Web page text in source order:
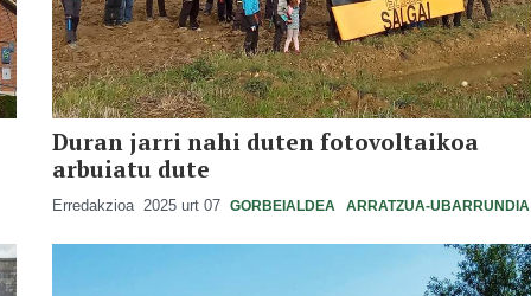
Duran jarri nahi duten fotovoltaikoa
arbuiatu dute
Erredakzioa 2025 urt 07 GORBEIALDEA ARRATZUA-UBARRUNDIA